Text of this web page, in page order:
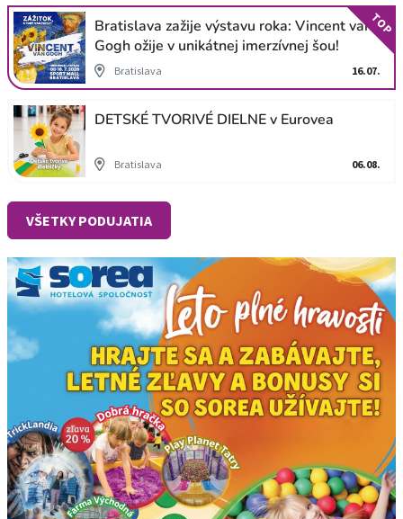
Bratislava zažije výstavu roka: Vincent van
Gogh ožije v unikátnej imerzívnej šou!
Bratislava 16.07.
TOP
DETSKÉ TVORIVÉ DIELNE v Eurovea
Bratislava 06.08.
VŠETKY PODUJATIA